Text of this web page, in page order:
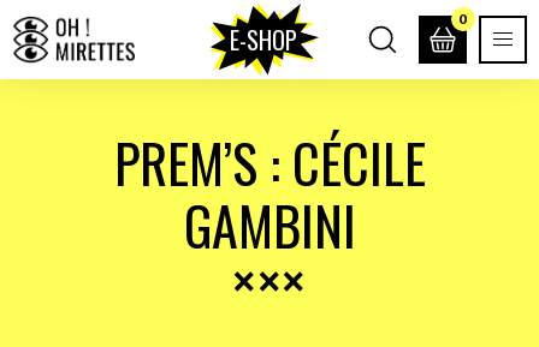
E-SHOP
0
PREM’S : CÉCILE
GAMBINI